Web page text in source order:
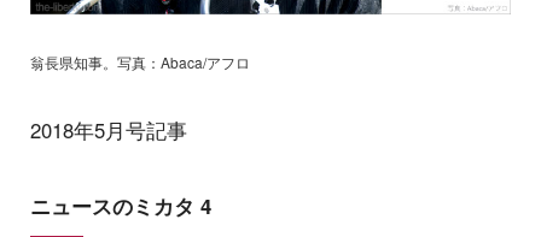
翁長県知事。写真：Abaca/アフロ
2018年5月号記事
ニュースのミカタ 4